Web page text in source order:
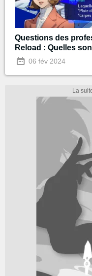
Questions des
Reload : Quelles
06 fév 2024